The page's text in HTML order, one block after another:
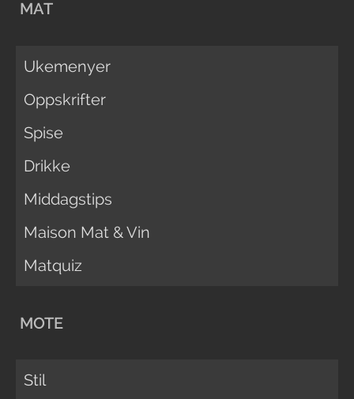
MAT
Ukemenyer
Oppskrifter
Spise
Drikke
Middagstips
Maison Mat & Vin
Matquiz
MOTE
Stil